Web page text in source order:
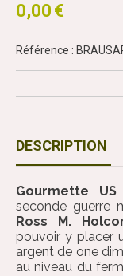
0,00 €
Référence :
DESCRIPTION
Gourmette
seconde guerre
Ross M.
pouvoir y placer
argent de one
au niveau du